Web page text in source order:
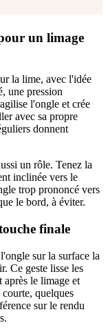
un limage
la lime, avec l'idée
une pression
l'ongle et crée
avec sa propre
donnent
un rôle. Tenez la
inclinée vers le
trop prononcé vers
le bord, à éviter.
finale
sur la surface la
Ce geste lisse les
après le limage et
quelques
sur le rendu